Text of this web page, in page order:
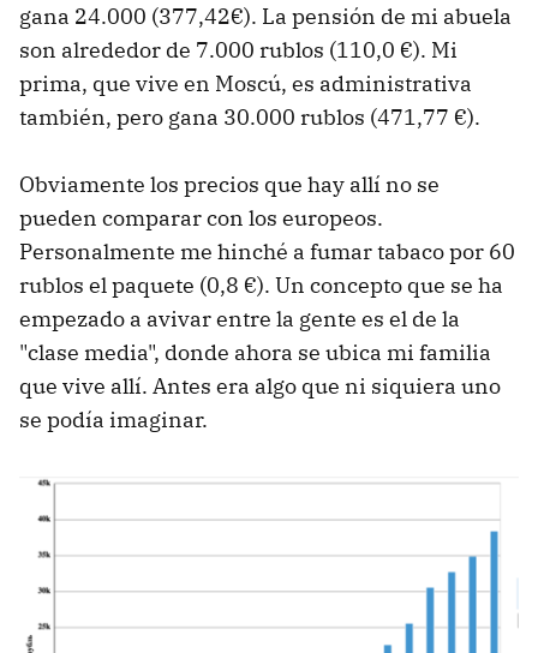
gana 24.000 (377,42€). La pensión de mi abuela
son alrededor de 7.000 rublos (110,0 €). Mi
prima, que vive en Moscú, es administrativa
también, pero gana 30.000 rublos (471,77 €).
Obviamente los precios que hay allí no se
pueden comparar con los europeos.
Personalmente me hinché a fumar tabaco por 60
rublos el paquete (0,8 €). Un concepto que se ha
empezado a avivar entre la gente es el de la
"clase media", donde ahora se ubica mi familia
que vive allí. Antes era algo que ni siquiera uno
se podía imaginar.